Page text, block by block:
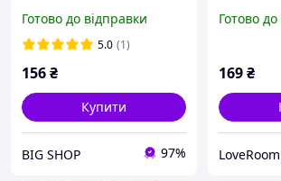
червоні, білизна чоловіча
еротична
Готово до відправки
5.0 (1)
156₴
Купити
BIG SHOP 97%
стрінги
чорні
Готово
169₴
LoveRoom